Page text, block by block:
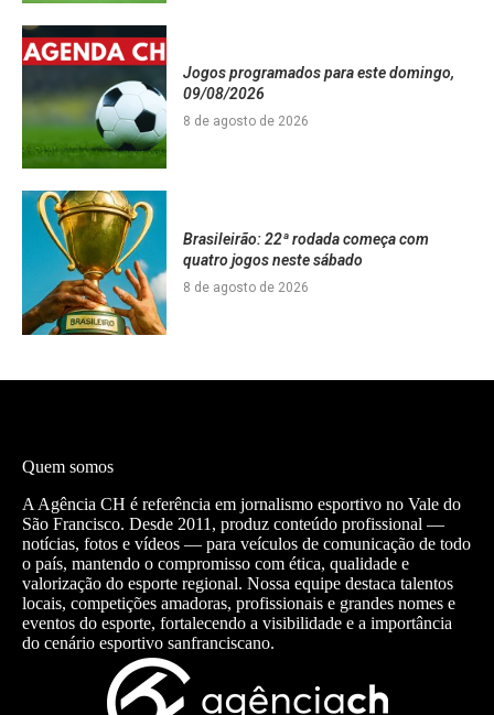
Jogos programados para este domingo,
09/08/2026
8 de agosto de 2026
Brasileirão: 22ª rodada começa com
quatro jogos neste sábado
8 de agosto de 2026
Quem somos
A Agência CH é referência em jornalismo esportivo no Vale do
São Francisco. Desde 2011, produz conteúdo profissional —
notícias, fotos e vídeos — para veículos de comunicação de todo
o país, mantendo o compromisso com ética, qualidade e
valorização do esporte regional. Nossa equipe destaca talentos
locais, competições amadoras, profissionais e grandes nomes e
eventos do esporte, fortalecendo a visibilidade e a importância
do cenário esportivo sanfranciscano.